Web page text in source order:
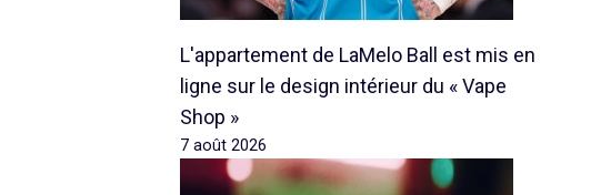
L'appartement de LaMelo Ball est mis en
ligne sur le design intérieur du « Vape
Shop »
7 août 2026